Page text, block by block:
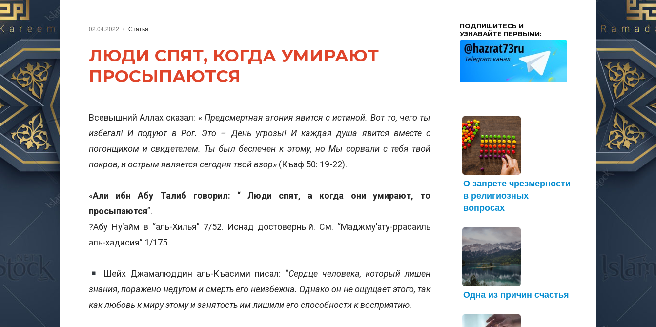
02.04.2022 Статья
ЛЮДИ СПЯТ, КОГДА УМИРАЮТ
ПРОСЫПАЮТСЯ
Всевышний Аллах сказал: « Предсмертная агония явится с истиной. Вот то, чего ты
избегал! И подуют в Рог. Это – День угрозы! И каждая душа явится вместе с
погонщиком и свидетелем. Ты был беспечен к этому, но Мы сорвали с тебя твой
покров, и острым является сегодня твой взор» (Къаф 50: 19-22).
«Али ибн Абу Талиб говорил: “ Люди спят, а когда они умирают, то
просыпаются”.
?Абу Ну’айм в “аль-Хилья” 7/52. Иснад достоверный. См. “Маджму’ату-ррасаиль
аль-хадисия” 1/175.
Шейх Джамалюддин аль-Къасими писал: “Сердце человека, который лишен
знания, поражено недугом и смерть его неизбежна. Однако он не ощущает этого, так
как любовь к миру этому и занятость им лишили его способности к восприятию.
ПОДПИШИТЕСЬ И
УЗНАВАЙТЕ ПЕРВЫМИ:
О запрете чрезмерности
в религиозных
вопросах
Одна из причин счастья